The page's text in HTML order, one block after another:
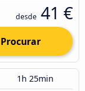
desde 41 €
Procurar
1h 25min